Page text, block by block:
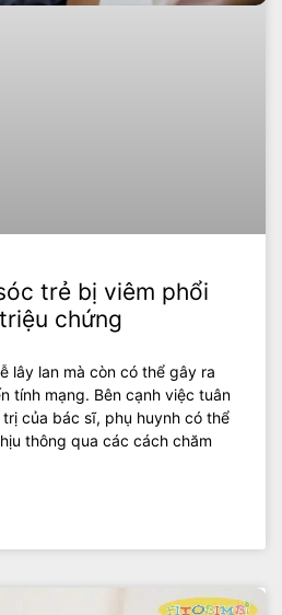
trẻ bị viêm phổi
chứng
lây lan mà còn có thể gây ra
tính mạng. Bên cạnh việc tuân
của bác sĩ, phụ huynh có thể
thông qua các cách chăm